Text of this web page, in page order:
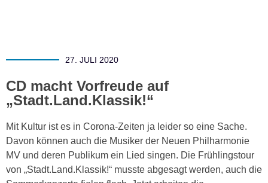
27. JULI 2020
CD macht Vorfreude auf
„Stadt.Land.Klassik!“
Mit Kultur ist es in Corona-Zeiten ja leider so eine Sache.
Davon können auch die Musiker der Neuen Philharmonie
MV und deren Publikum ein Lied singen. Die Frühlingstour
von „Stadt.Land.Klassik!“ musste abgesagt werden, auch die